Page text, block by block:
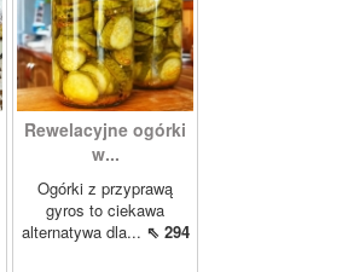
Rewelacyjne ogórki
w...
Ogórki z przyprawą
gyros to ciekawa
alternatywa dla... ⇖ 294